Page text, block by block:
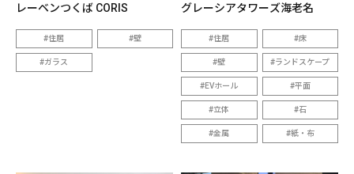
レーベンつくば CORIS
住居 壁
ガラス
グレーシアタワーズ海老名
住居 床
壁 ランドスケープ
EVホール 平面
立体 石
金属 紙・布